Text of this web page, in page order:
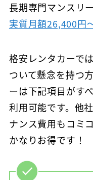
長期専門マンスリ
実質月額26,400円
格安レンタカーで
ついて懸念を持つ
ーは下記項目がす
利用可能です。他
ナンス費用もコミ
かなりお得です！